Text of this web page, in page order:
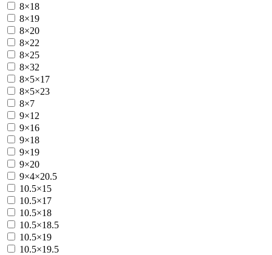
8×18
8×19
8×20
8×22
8×25
8×32
8×5×17
8×5×23
8×7
9×12
9×16
9×18
9×19
9×20
9×4×20.5
10.5×15
10.5×17
10.5×18
10.5×18.5
10.5×19
10.5×19.5